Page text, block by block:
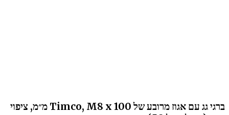
ברגי גג עם אגוז מרובע של Timco, M8 x 100 מ״מ, ציפוי